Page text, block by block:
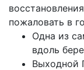
пожаловать в
Одна из
вдоль
Выходной